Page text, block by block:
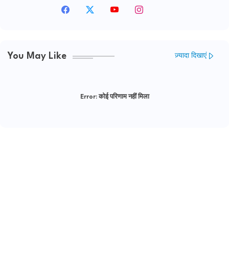
You May Like ज़्यादा दिखाएं
Error:कोई परिणाम नहीं मिला